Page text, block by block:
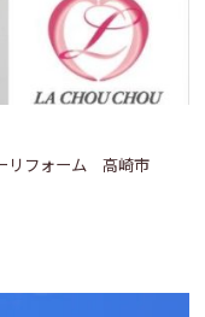
リフォーム 高崎市